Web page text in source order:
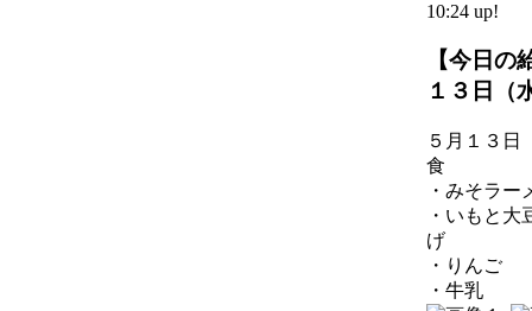
10:24 up!
【今日の
１３日（
５月１３日
食
・みそラー
・いもと大
げ
・りんご
・牛乳